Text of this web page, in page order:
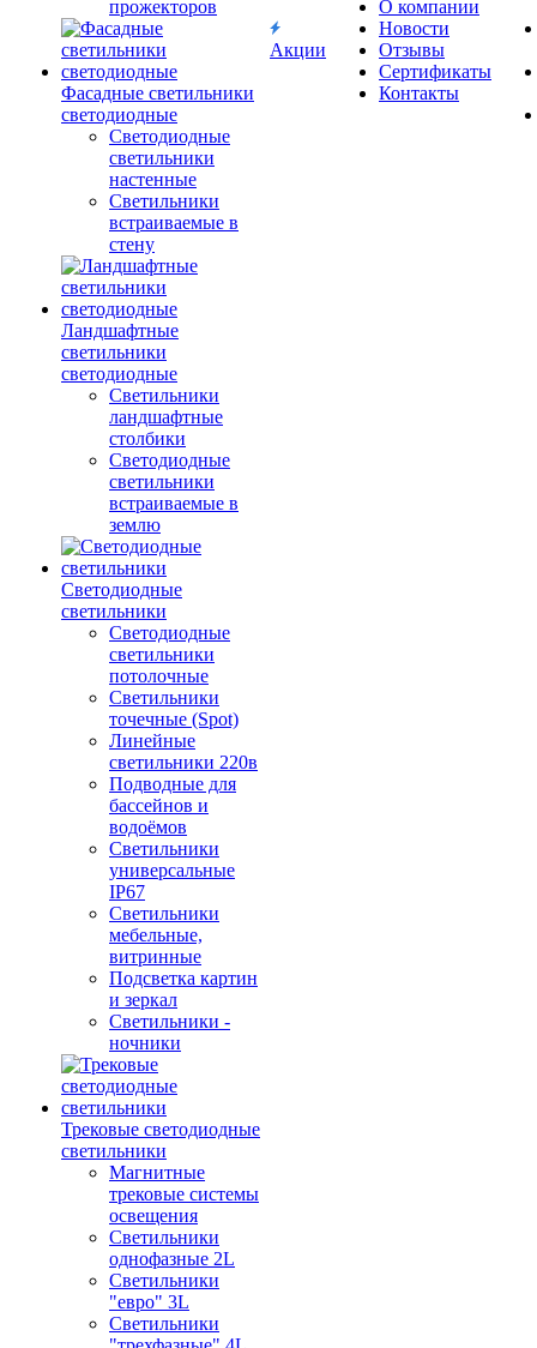
прожекторов
Фасадные светильники
светодиодные
Светодиодные
светильники
настенные
Светильники
встраиваемые в
стену
Ландшафтные
светильники
светодиодные
Светильники
ландшафтные
столбики
Светодиодные
светильники
встраиваемые в
землю
Светодиодные
светильники
Светодиодные
светильники
потолочные
Светильники
точечные (Spot)
Линейные
светильники 220в
Подводные для
бассейнов и
водоёмов
Светильники
универсальные
IP67
Светильники
мебельные,
витринные
Подсветка картин
и зеркал
Светильники -
ночники
Трековые светодиодные
светильники
Магнитные
трековые системы
освещения
Светильники
однофазные 2L
Светильники
"евро" 3L
Светильники
Акции
О компании
Новости
Отзывы
Сертификаты
Контакты